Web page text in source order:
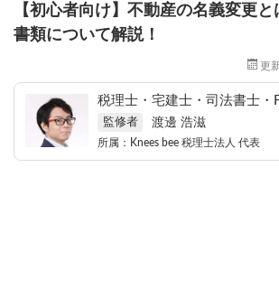
【初心者向け】不動産の名義変更
書類について解説！
更
税理士・宅建士・司法書士・
監修者 渡邊 浩滋
所属： Knees bee 税理士法人 代表